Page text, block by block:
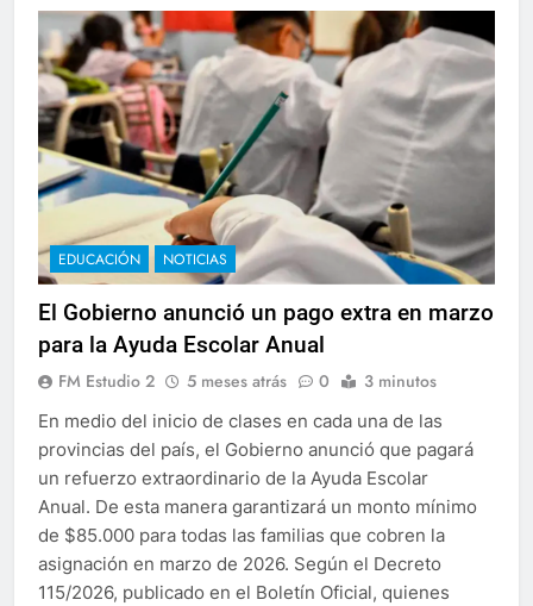
EDUCACIÓN NOTICIAS
El Gobierno anunció un pago extra en marzo
para la Ayuda Escolar Anual
FM Estudio 2 5 meses atrás 0 3 minutos
En medio del inicio de clases en cada una de las
provincias del país, el Gobierno anunció que pagará
un refuerzo extraordinario de la Ayuda Escolar
Anual. De esta manera garantizará un monto mínimo
de $85.000 para todas las familias que cobren la
asignación en marzo de 2026. Según el Decreto
115/2026, publicado en el Boletín Oficial, quienes